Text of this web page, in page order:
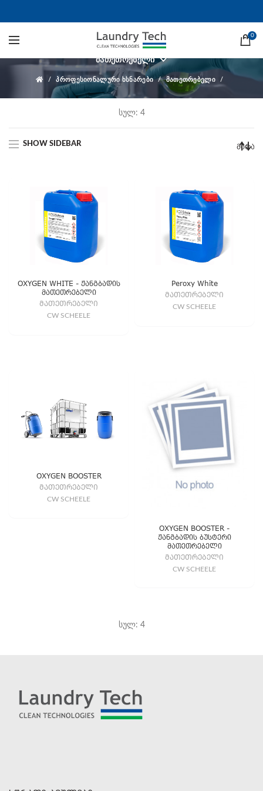
0
მათეთრებელი
ᲛᲐᲗᲔᲗᲠᲔᲑᲔᲚᲘ
ᲞᲠᲝᲤᲔᲡᲘᲝᲜᲐᲚᲣᲠᲘ ᲮᲡᲜᲐᲠᲔᲑᲘ ᲛᲐᲗᲔᲗᲠᲔᲑᲔᲚᲘ
სულ: 4
SHOW SIDEBAR
OXYGEN WHITE - ჟანგბადის
მათეთრებელი
ᲛᲐᲗᲔᲗᲠᲔᲑᲔᲚᲘ
CW SCHEELE
Peroxy White
ᲛᲐᲗᲔᲗᲠᲔᲑᲔᲚᲘ
CW SCHEELE
OXYGEN BOOSTER
ᲛᲐᲗᲔᲗᲠᲔᲑᲔᲚᲘ
CW SCHEELE
OXYGEN BOOSTER -
ჟანგბადის ბუსტერი
მათეთრებელი
ᲛᲐᲗᲔᲗᲠᲔᲑᲔᲚᲘ
CW SCHEELE
სულ: 4